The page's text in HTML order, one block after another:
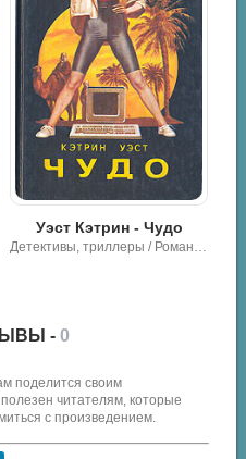
Уэст Кэтрин - Чудо
Детективы, триллеры / Роман, проза
- 0
поделится своим
читателям, которые
с произведением.